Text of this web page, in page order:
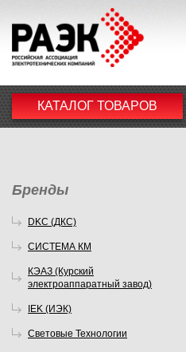
КАТАЛОГ ТОВАРОВ
Бренды
DKC (ДКС)
СИСТЕМА КМ
КЭАЗ (Курский
электроаппаратный завод)
IEK (ИЭК)
Световые Технологии